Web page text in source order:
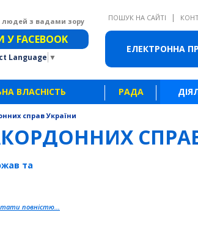
ЕЛЕКТРОННА
з вадами зору Звичайна версія сайту
У FACEBOOK
Language ▼
ПОШУК НА САЙТІ |
ВЛАСНІСТЬ РАДА
справ України
та
повністю...